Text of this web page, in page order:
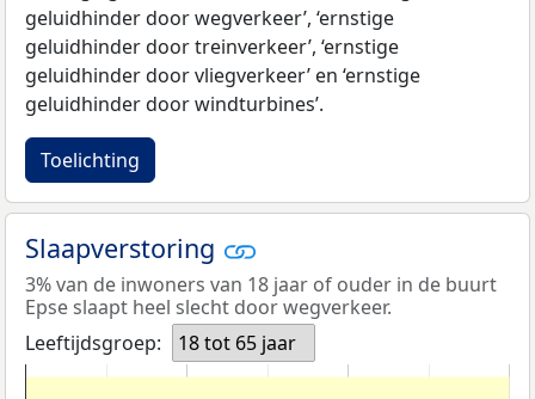
geluidhinder door wegverkeer’, ‘ernstige
geluidhinder door treinverkeer’, ‘ernstige
geluidhinder door vliegverkeer’ en ‘ernstige
geluidhinder door windturbines’.
Toelichting
Slaapverstoring
3% van de inwoners van 18 jaar of ouder in de buurt
Epse slaapt heel slecht door wegverkeer.
Leeftijdsgroep:
18 tot 65 jaar